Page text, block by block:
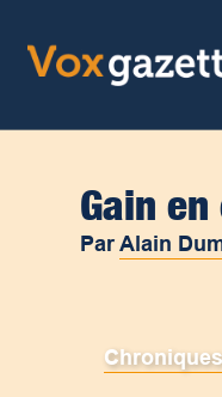
Gain
ParAlain